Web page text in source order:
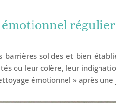
régulier
barrières solides et bien
ou leur colère, leur
émotionnel » après